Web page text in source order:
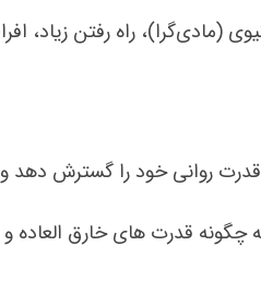
(مادی‌گرا)، راه رفتن
روانی خود را گسترش دهد و
قدرت های خارق العاده و